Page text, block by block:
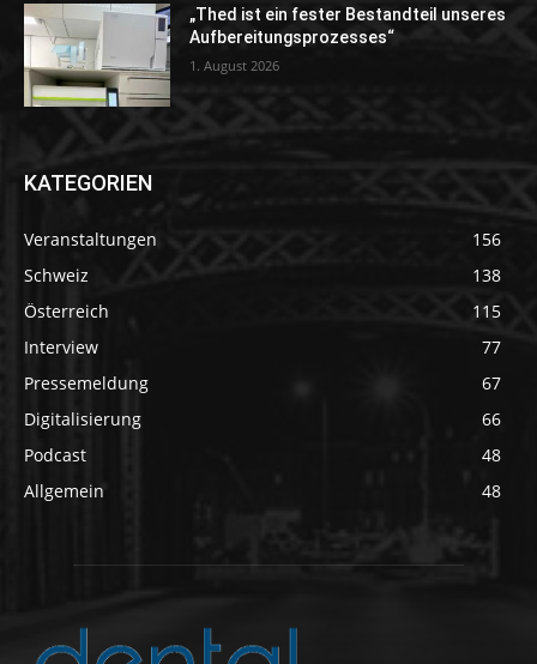
„Thed ist ein fester Bestandteil unseres
Aufbereitungsprozesses“
1. August 2026
KATEGORIEN
Veranstaltungen
156
Schweiz
138
Österreich
115
Interview
77
Pressemeldung
67
Digitalisierung
66
Podcast
48
Allgemein
48